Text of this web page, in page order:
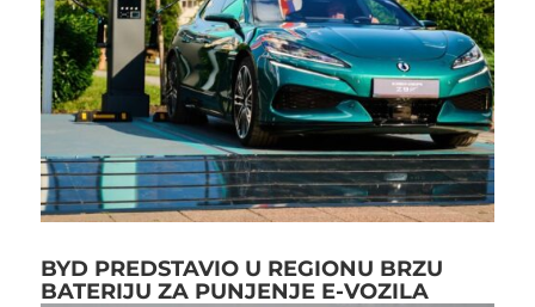
BYD PREDSTAVIO U REGIONU BRZU
BATERIJU ZA PUNJENJE E-VOZILA